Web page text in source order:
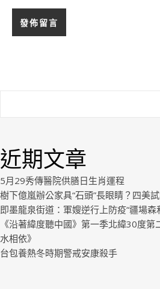
近期文章
5月29秀傳醫院供膳日生肖運程
樹下億嵐辦公家具“石頭”長眼睛？四美
即墨龍泉街道：軍嫂逆行上防疫“疆場森
《沿著緯度聽中國》第一季北緯30度
水相依》
台包養熱冬時期警戒安康殺手
Royal.